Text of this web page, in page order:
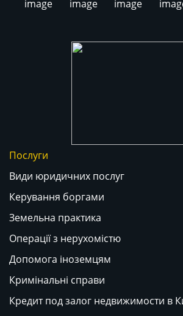
Послуги
Види юридичних послуг
Керування боргами
Земельна практика
Операції з нерухомістю
Допомога іноземцям
Кримінальні справи
Кредит под залог недвижимости в